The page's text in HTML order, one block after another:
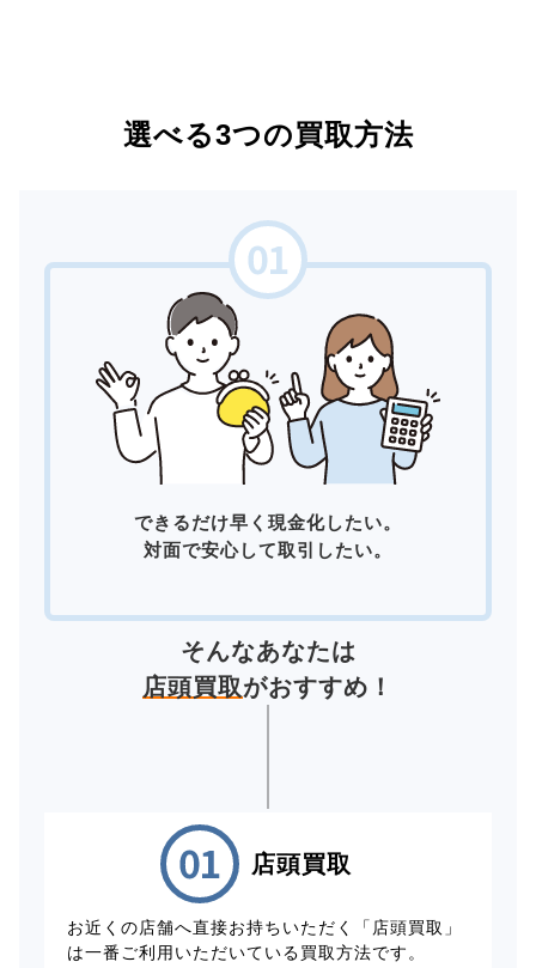
選べる3つの買取方法
できるだけ早く現金化したい。
対面で安心して取引したい。
そんなあなたは
店頭買取がおすすめ！
店頭買取
お近くの店舗へ直接お持ちいただく「店頭買取」
は一番ご利用いただいている買取方法です。